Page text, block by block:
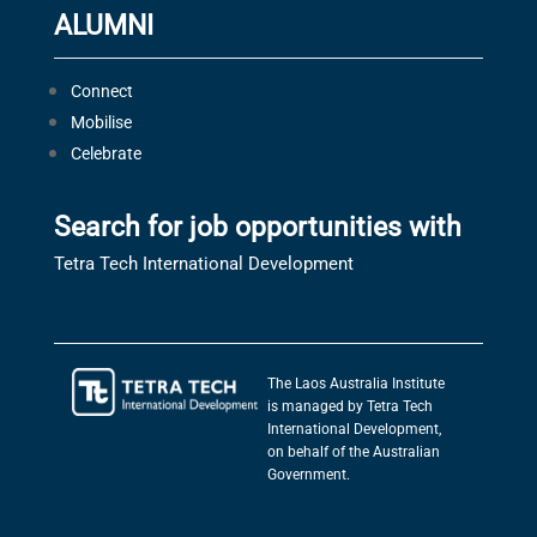
ALUMNI
Connect
Mobilise
Celebrate
Search for job opportunities with
Tetra Tech International Development
The Laos Australia Institute
is managed by Tetra Tech
International Development,
on behalf of the Australian
Government.